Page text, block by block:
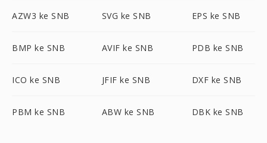
AZW3 ke SNB SVG ke SNB EPS ke SNB
BMP ke SNB AVIF ke SNB PDB ke SNB
ICO ke SNB JFIF ke SNB DXF ke SNB
PBM ke SNB ABW ke SNB DBK ke SNB